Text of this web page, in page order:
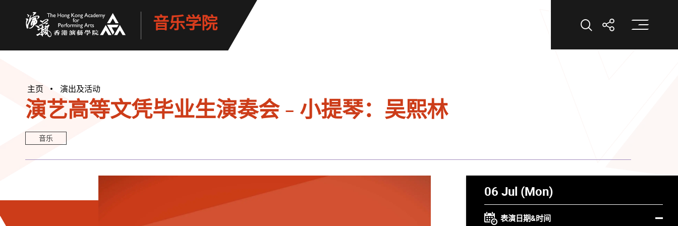
音乐学院 打开搜索打开分享打
主页 演出及活动
演艺高等文凭毕业生演奏会 - 小提琴：吴熙林
音乐
06 Jul (Mon)
表演日期&时间